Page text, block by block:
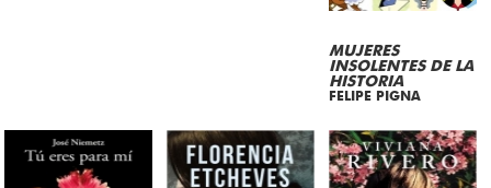
MUJERES
INSOLENTES DE LA
HISTORIA
FELIPE PIGNA